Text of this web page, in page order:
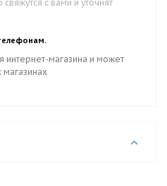
с вами и уточнят
интернет-магазина и может
магазинах